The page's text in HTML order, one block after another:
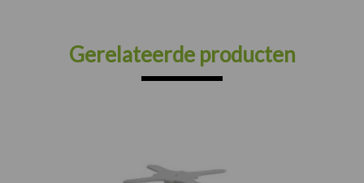
Gerelateerde producten